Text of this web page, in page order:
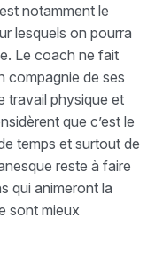
notamment le
lesquels on pourra
Le coach ne fait
compagnie de ses
travail physique et
que c’est le
temps et surtout de
reste à faire
qui animeront la
sont mieux